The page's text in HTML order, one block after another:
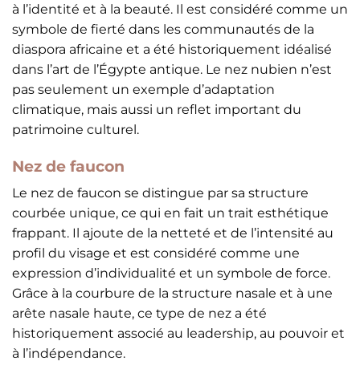
à l’identité et à la beauté. Il est considéré comme un
symbole de fierté dans les communautés de la
diaspora africaine et a été historiquement idéalisé
dans l’art de l’Égypte antique. Le nez nubien n’est
pas seulement un exemple d’adaptation
climatique, mais aussi un reflet important du
patrimoine culturel.
Nez de faucon
Le nez de faucon se distingue par sa structure
courbée unique, ce qui en fait un trait esthétique
frappant. Il ajoute de la netteté et de l’intensité au
profil du visage et est considéré comme une
expression d’individualité et un symbole de force.
Grâce à la courbure de la structure nasale et à une
arête nasale haute, ce type de nez a été
historiquement associé au leadership, au pouvoir et
à l’indépendance.